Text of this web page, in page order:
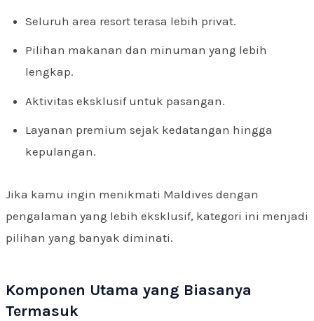
Seluruh area resort terasa lebih privat.
Pilihan makanan dan minuman yang lebih
lengkap.
Aktivitas eksklusif untuk pasangan.
Layanan premium sejak kedatangan hingga
kepulangan.
Jika kamu ingin menikmati Maldives dengan
pengalaman yang lebih eksklusif, kategori ini menjadi
pilihan yang banyak diminati.
Komponen Utama yang Biasanya
Termasuk